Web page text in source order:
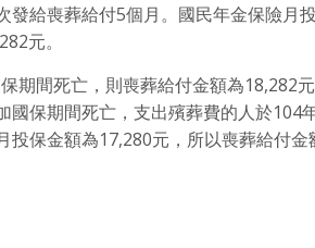
給喪葬給付5個月。國民年金保險月
元。
期間死亡，則喪葬給付金額為18,282
保期間死亡，支出殯葬費的人於104
投保金額為17,280元，所以喪葬給付金